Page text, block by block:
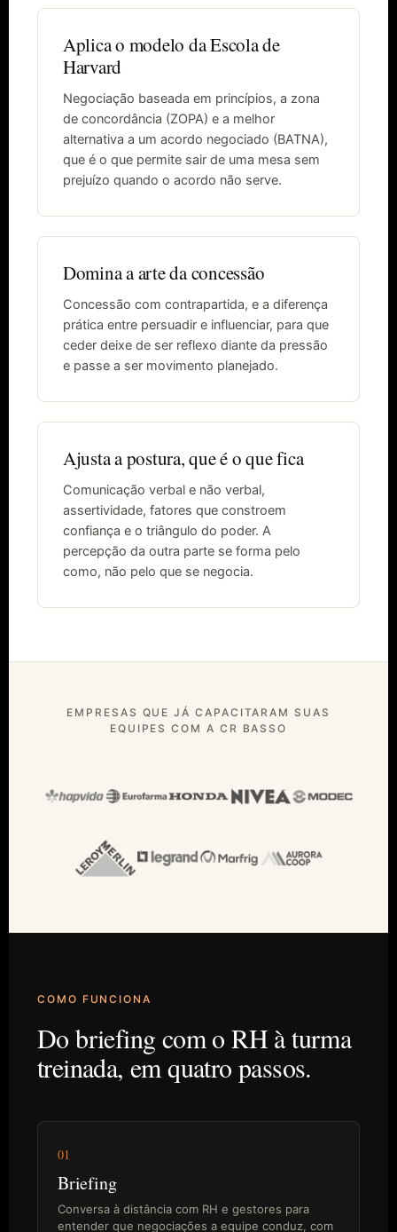
Aplica o modelo da Escola de
Harvard
Negociação baseada em princípios, a zona
de concordância (ZOPA) e a melhor
alternativa a um acordo negociado (BATNA),
que é o que permite sair de uma mesa sem
prejuízo quando o acordo não serve.
Domina a arte da concessão
Concessão com contrapartida, e a diferença
prática entre persuadir e influenciar, para que
ceder deixe de ser reflexo diante da pressão
e passe a ser movimento planejado.
Ajusta a postura, que é o que fica
Comunicação verbal e não verbal,
assertividade, fatores que constroem
confiança e o triângulo do poder. A
percepção da outra parte se forma pelo
como, não pelo que se negocia.
EMPRESAS QUE JÁ CAPACITARAM SUAS
EQUIPES COM A CR BASSO
COMO FUNCIONA
Do briefing com o RH à turma
treinada, em quatro passos.
01
Briefing
Conversa à distância com RH e gestores para
entender que negociações a equipe conduz, com